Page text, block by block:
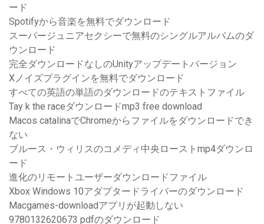
ード
Spotifyから音楽を無料でダウンロード
スーパージュニアセクシーで無料のシングルアルバムのダ
ウンロード
完全ダウンロードなしのUnityアップデートバージョン
Xノイズプラグインを無料でダウンロード
すべての英語の単語のダウンロードのテキストファイル
Tay k the raceダウンロードmp3 free download
Macos catalinaでChromeからファイルをダウンロードでき
ない
ブルース・ウィリスのコメディ中央ローストmp4ダウンロ
ード
進化のリモートユーザーダウンロードファイル
Xbox Windows 10アダプタードライバーのダウンロード
Macgames-downloadアプリが起動しない
9780132620673 pdfのダウンロード